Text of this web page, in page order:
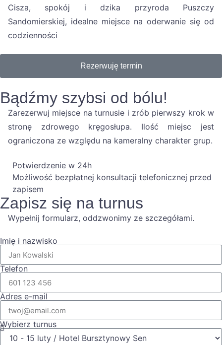
Cisza, spokój i dzika przyroda Puszczy
Sandomierskiej, idealne miejsce na oderwanie się od
codzienności
Rezerwuję termin
Bądźmy szybsi od bólu!
Zarezerwuj miejsce na turnusie i zrób pierwszy krok w
stronę zdrowego kręgosłupa. Ilość miejsc jest
ograniczona ze względu na kameralny charakter grup.
Potwierdzenie w 24h
Możliwość bezpłatnej konsultacji telefonicznej przed
zapisem
Zapisz się na turnus
Wypełnij formularz, oddzwonimy ze szczegółami.
Imię i nazwisko
Telefon
Adres e-mail
Wybierz turnus